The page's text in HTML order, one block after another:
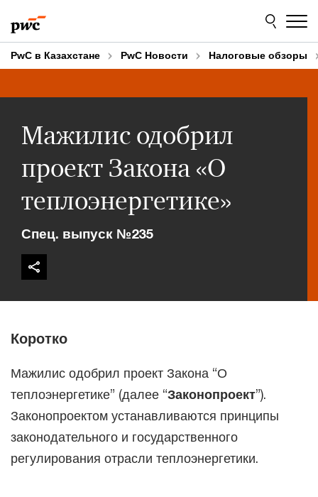
to
content
to
footer
PwC в Казахстане PwC Новости Налоговые обзоры
Мажилис одобрил
проект Закона «О
теплоэнергетике»
Спец. выпуск №235
Коротко
Мажилис одобрил проект Закона “О
теплоэнергетике” (далее “Законопроект”).
Законопроектом устанавливаются принципы
законодательного и государственного
регулирования отрасли теплоэнергетики.